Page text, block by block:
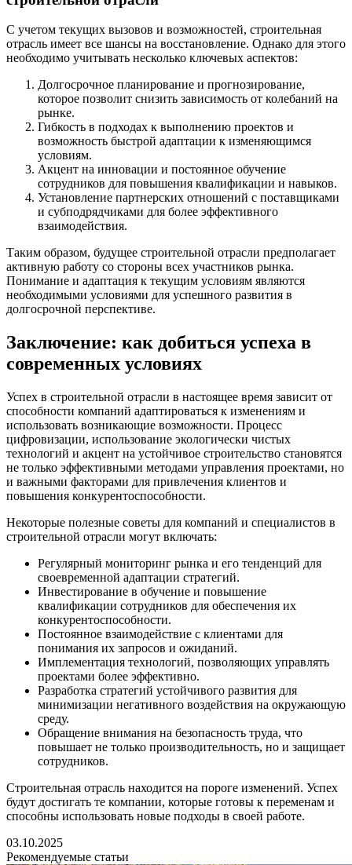
С учетом текущих вызовов и возможностей, строительная
отрасль имеет все шансы на восстановление. Однако для этого
необходимо учитывать несколько ключевых аспектов:
Долгосрочное планирование и прогнозирование,
которое позволит снизить зависимость от колебаний на
рынке.
Гибкость в подходах к выполнению проектов и
возможность быстрой адаптации к изменяющимся
условиям.
Акцент на инновации и постоянное обучение
сотрудников для повышения квалификации и навыков.
Установление партнерских отношений с поставщиками
и субподрядчиками для более эффективного
взаимодействия.
Таким образом, будущее строительной отрасли предполагает
активную работу со стороны всех участников рынка.
Понимание и адаптация к текущим условиям являются
необходимыми условиями для успешного развития в
долгосрочной перспективе.
Заключение: как добиться успеха в
современных условиях
Успех в строительной отрасли в настоящее время зависит от
способности компаний адаптироваться к изменениям и
использовать возникающие возможности. Процесс
цифровизации, использование экологически чистых
технологий и акцент на устойчивое строительство становятся
не только эффективными методами управления проектами, но
и важными факторами для привлечения клиентов и
повышения конкурентоспособности.
Некоторые полезные советы для компаний и специалистов в
строительной отрасли могут включать:
Регулярный мониторинг рынка и его тенденций для
своевременной адаптации стратегий.
Инвестирование в обучение и повышение
квалификации сотрудников для обеспечения их
конкурентоспособности.
Постоянное взаимодействие с клиентами для
понимания их запросов и ожиданий.
Имплементация технологий, позволяющих управлять
проектами более эффективно.
Разработка стратегий устойчивого развития для
минимизации негативного воздействия на окружающую
среду.
Обращение внимания на безопасность труда, что
повышает не только производительность, но и защищает
сотрудников.
Строительная отрасль находится на пороге изменений. Успех
будут достигать те компании, которые готовы к переменам и
способны использовать новые подходы в своей работе.
03.10.2025
Рекомендуемые статьи